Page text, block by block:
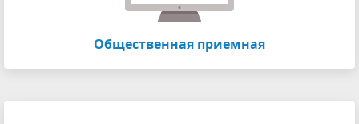
Общественная приемная